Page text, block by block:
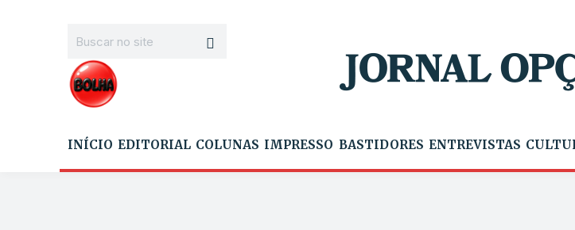
INÍCIO EDITORIAL COLUNAS IMPRESSO BASTIDORES ENTREVISTAS